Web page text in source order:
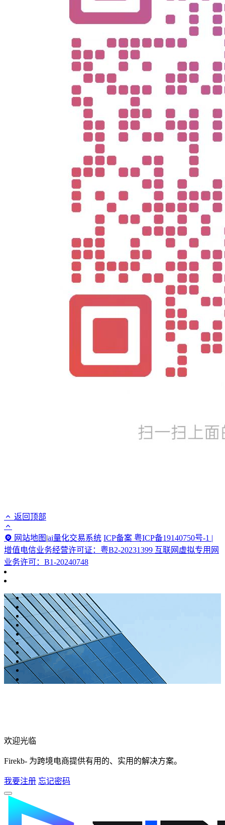
返回顶部
网站地图 |ai量化交易系统 ICP备案 粤ICP备19140750号-1 |
增值电信业务经营许可证：粤B2-20231399 互联网虚拟专用网
业务许可：B1-20240748
欢迎光临
Firekb- 为跨境电商提供有用的、实用的解决方案。
我要注册 忘记密码